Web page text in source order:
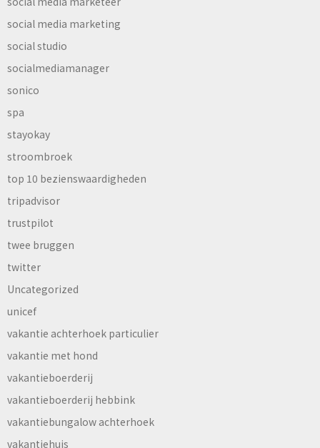
social media marketing
social studio
socialmediamanager
sonico
spa
stayokay
stroombroek
top 10 bezienswaardigheden
tripadvisor
trustpilot
twee bruggen
twitter
Uncategorized
unicef
vakantie achterhoek particulier
vakantie met hond
vakantieboerderij
vakantieboerderij hebbink
vakantiebungalow achterhoek
vakantiehuis